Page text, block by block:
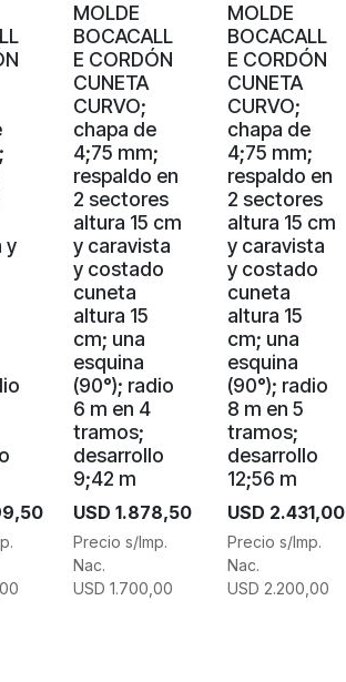
y
MOLDE
BOCACALL
E CORDÓN
CUNETA
CURVO;
chapa de
4;75 mm;
respaldo en
2 sectores
altura 15 cm
y caravista
y costado
cuneta
altura 15
cm; una
esquina
(90°); radio
6 m en 4
tramos;
desarrollo
9;42 m
USD 1.878,50
Precio s/Imp.
Nac.
USD 1.700,00
MOLDE
BOCACALL
E CORDÓN
CUNETA
CURVO;
chapa de
4;75 mm;
respaldo en
2 sectores
altura 15 cm
y caravista
y costado
cuneta
altura 15
cm; una
esquina
(90°); radio
8 m en 5
tramos;
desarrollo
12;56 m
USD 2.431,00
Precio s/Imp.
Nac.
USD 2.200,00